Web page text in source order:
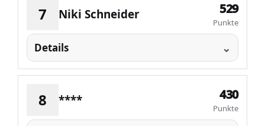
7 Niki Schneider 529
Punkte
Details
8 **** 430
Punkte